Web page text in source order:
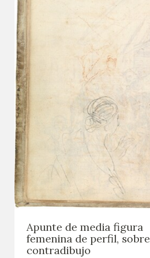
SEDE
CONTACT
EXPOSICIONES
ACTIVIDADES
ACTUALIDAD
FRANCISCO DE GOYA
Apunte de media figura
femenina de perfil, sobre
contradibujo